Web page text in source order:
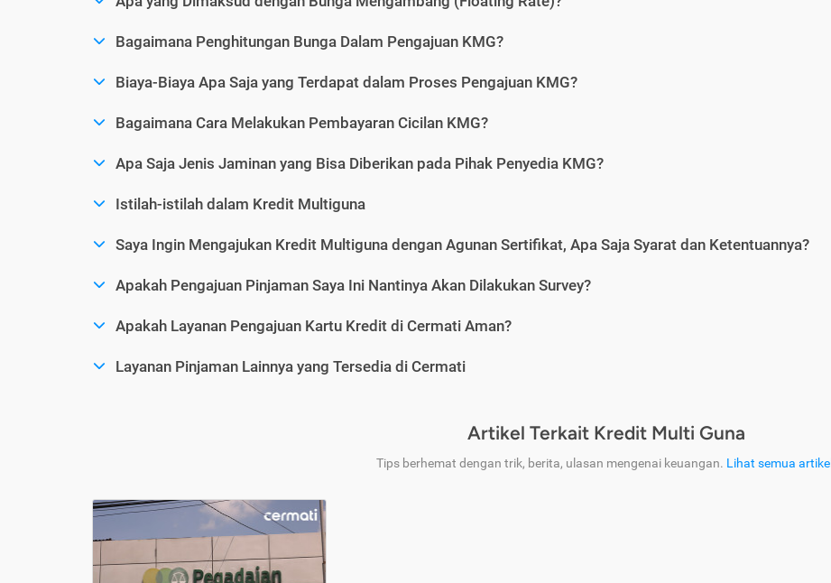
Bagaimana Penghitungan Bunga Dalam Pengajuan KMG?
Biaya-Biaya Apa Saja yang Terdapat dalam Proses Pengajuan KMG?
Bagaimana Cara Melakukan Pembayaran Cicilan KMG?
Apa Saja Jenis Jaminan yang Bisa Diberikan pada Pihak Penyedia KMG?
Istilah-istilah dalam Kredit Multiguna
Saya Ingin Mengajukan Kredit Multiguna dengan Agunan Sertifikat, Apa Saja Syarat dan Ketentuannya?
Apakah Pengajuan Pinjaman Saya Ini Nantinya Akan Dilakukan Survey?
Apakah Layanan Pengajuan Kartu Kredit di Cermati Aman?
Layanan Pinjaman Lainnya yang Tersedia di Cermati
Artikel Terkait Kredit Multi Guna
Tips berhemat dengan trik, berita, ulasan mengenai keuangan. Lihat semua artikel